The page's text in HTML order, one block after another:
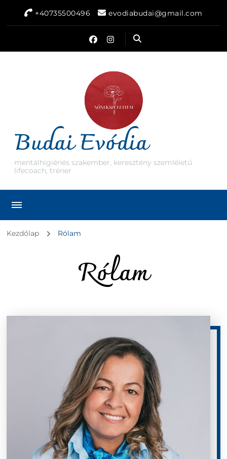
+40735500496 evodiabudai@gmail.com
Budai Evódia
mentálhigiénés szakember, keresztény szemléletű
lifecoach, tréner
Kezdőlap Rólam
Rólam